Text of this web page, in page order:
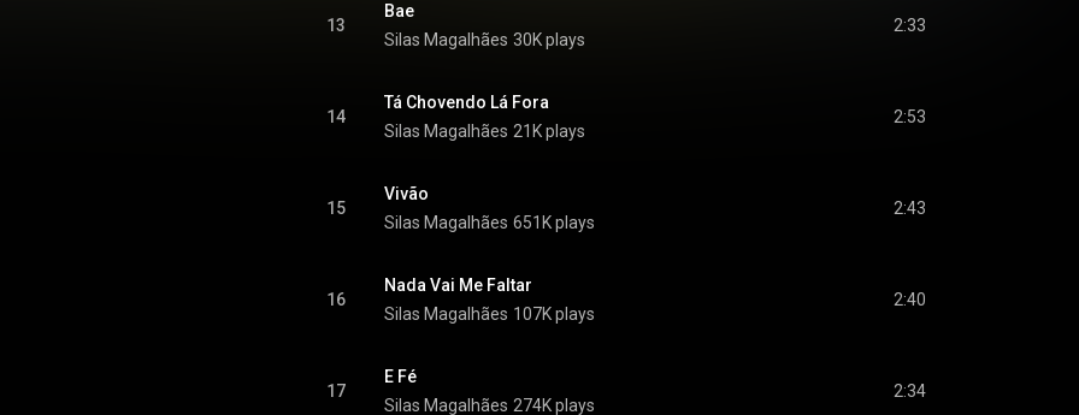
13
Bae
Silas Magalhães 30K plays
2:33
14
Tá Chovendo Lá Fora
Silas Magalhães 21K plays
2:53
15
Vivão
Silas Magalhães 651K plays
2:43
16
Nada Vai Me Faltar
Silas Magalhães 107K plays
2:40
17
E Fé
Silas Magalhães 274K plays
2:34